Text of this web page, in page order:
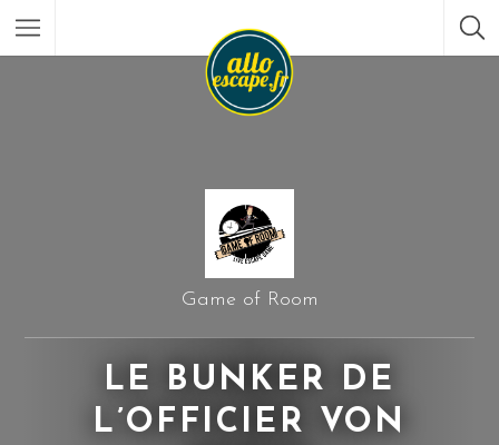
Game of Room
LE BUNKER DE
L’OFFICIER VON